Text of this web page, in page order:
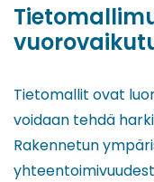
palveluun)
Tietomallit ovat
voidaan tehdä
Rakennetun